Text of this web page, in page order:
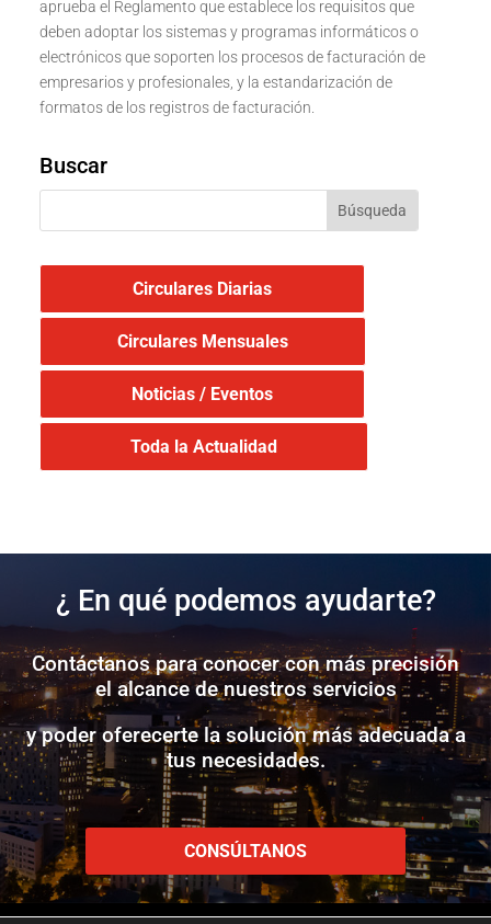
aprueba el Reglamento que establece los requisitos que
deben adoptar los sistemas y programas informáticos o
electrónicos que soporten los procesos de facturación de
empresarios y profesionales, y la estandarización de
formatos de los registros de facturación.
Buscar
Circulares Diarias
Circulares Mensuales
Noticias / Eventos
Toda la Actualidad
¿ En qué podemos ayudarte?
Contáctanos para conocer con más precisión
el alcance de nuestros servicios
y poder oferecerte la solución más adecuada a
tus necesidades.
CONSÚLTANOS